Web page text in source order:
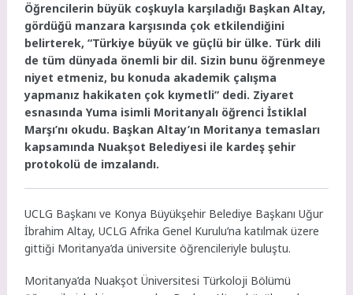
Öğrencilerin büyük coşkuyla karşıladığı Başkan Altay,
gördüğü manzara karşısında çok etkilendiğini
belirterek, “Türkiye büyük ve güçlü bir ülke. Türk dili
de tüm dünyada önemli bir dil. Sizin bunu öğrenmeye
niyet etmeniz, bu konuda akademik çalışma
yapmanız hakikaten çok kıymetli” dedi. Ziyaret
esnasında Yuma isimli Moritanyalı öğrenci İstiklal
Marşı’nı okudu. Başkan Altay’ın Moritanya temasları
kapsamında Nuakşot Belediyesi ile kardeş şehir
protokolü de imzalandı.
UCLG Başkanı ve Konya Büyükşehir Belediye Başkanı Uğur
İbrahim Altay, UCLG Afrika Genel Kurulu’na katılmak üzere
gittiği Moritanya’da üniversite öğrencileriyle buluştu.
Moritanya’da Nuakşot Üniversitesi Türkoloji Bölümü